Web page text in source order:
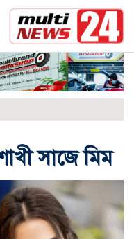
বার্তার ইঙ্গিত দিল ইরান
সাজে মিম